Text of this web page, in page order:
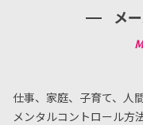
メ
仕事、家庭、子育て、人
メンタルコントロール方法